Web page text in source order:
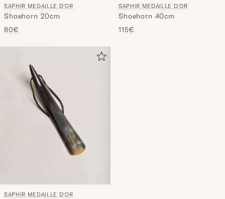
SAPHIR MEDAILLE D'OR
Shoehorn 20cm
80€
SAPHIR MEDAILLE D'OR
Shoehorn 40cm
115€
SAPHIR MEDAILLE D'OR